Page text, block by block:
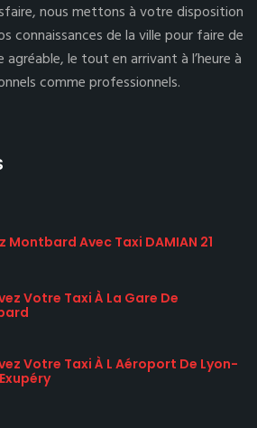
nous mettons à votre disposition
connaissances de la ville pour faire de
le tout en arrivant à l’heure à
comme professionnels.
Montbard Avec Taxi DAMIAN 21
Votre Taxi À La Gare De
Votre Taxi À L Aéroport De Lyon-